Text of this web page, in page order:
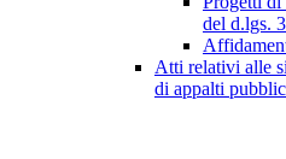
del d.lgs.
Atti relativi alle
di appalti